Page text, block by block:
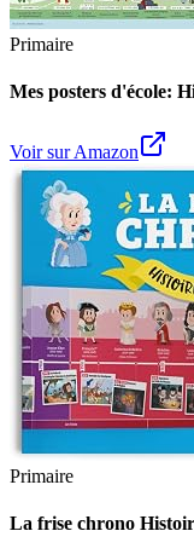
Primaire
Mes posters d'école:
Voir sur Amazon
Primaire
La frise chrono